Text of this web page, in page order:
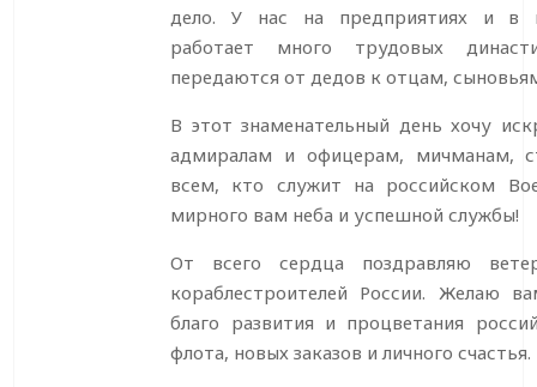
дело. У нас на предприятиях и в
работает много трудовых
передаются от дедов к отцам,
В этот знаменательный день хочу
адмиралам и офицерам, мичманам,
всем, кто служит на российском
мирного вам неба и успешной службы!
От всего сердца поздравляю
кораблестроителей России. Желаю
благо развития и процветания
флота, новых заказов и личного счастья.